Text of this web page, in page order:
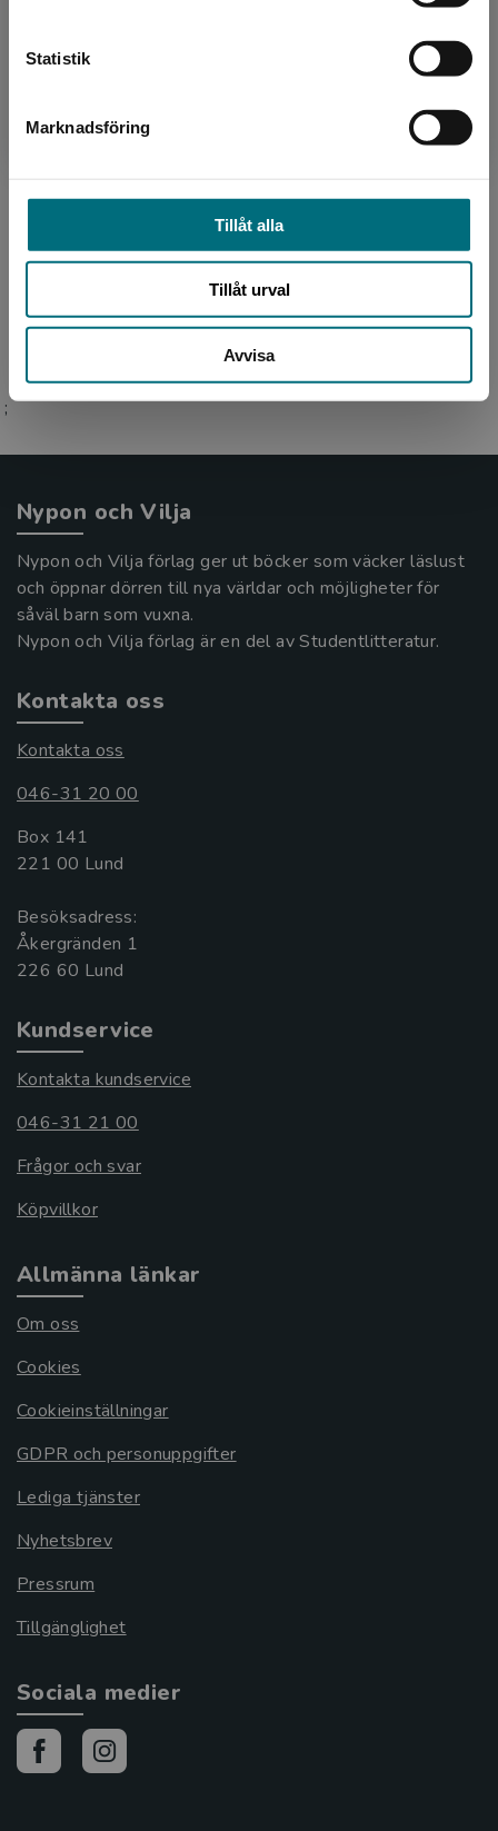
Statistik
Marknadsföring
Tillåt alla
Tillåt urval
Avvisa
Ebba Berg är författare och översättare bosatt
i Göteborg. Hon är utbildad journalist och har
arbetat som förlagsredaktör, radioproducent
;
Nypon och Vilja
Nypon och Vilja förlag ger ut böcker som väcker läslust
och öppnar dörren till nya världar och möjligheter för
såväl barn som vuxna.
Nypon och Vilja förlag är en del av Studentlitteratur.
Kontakta oss
Kontakta oss
046-31 20 00
Box 141
221 00 Lund
Besöksadress:
Åkergränden 1
Kundservice
Kontakta kundservice
046-31 21 00
Frågor och svar
Köpvillkor
Allmänna länkar
Om oss
Cookies
Cookieinställningar
GDPR och personuppgifter
Lediga tjänster
Nyhetsbrev
Pressrum
Tillgänglighet
Sociala medier